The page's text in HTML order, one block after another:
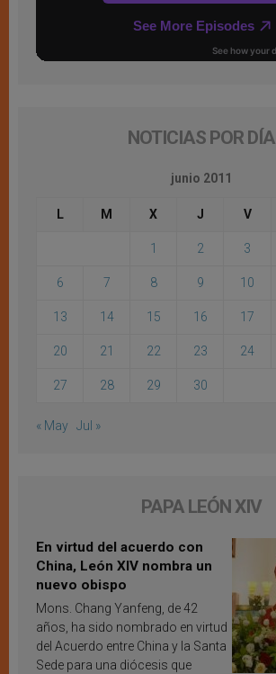
NOTICIAS POR DÍA
junio 2011
L M X J V
1 2 3
6 7 8 9 10
13 14 15 16 17
20 21 22 23 24
27 28 29 30
« May Jul »
PAPA LEÓN XIV
En virtud del acuerdo con
China, León XIV nombra un
nuevo obispo
Mons. Chang Yanfeng, de 42
años, ha sido nombrado en virtud
del Acuerdo entre China y la Santa
Sede para una diócesis que